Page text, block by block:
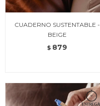
CUADERNO SUSTENTABLE -
BEIGE
$ 879